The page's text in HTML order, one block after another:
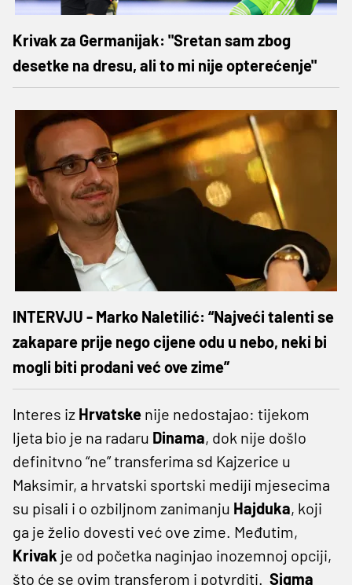
Krivak za Germanijak: "Sretan sam zbog
desetke na dresu, ali to mi nije opterećenje"
INTERVJU - Marko Naletilić: “Najveći talenti se
zakapare prije nego cijene odu u nebo, neki bi
mogli biti prodani već ove zime”
Interes iz Hrvatske nije nedostajao: tijekom
ljeta bio je na radaru Dinama, dok nije došlo
definitvno “ne” transferima sd Kajzerice u
Maksimir, a hrvatski sportski mediji mjesecima
su pisali i o ozbiljnom zanimanju Hajduka, koji
ga je želio dovesti već ove zime. Međutim,
Krivak je od početka naginjao inozemnoj opciji,
što će se ovim transferom i potvrditi. Sigma